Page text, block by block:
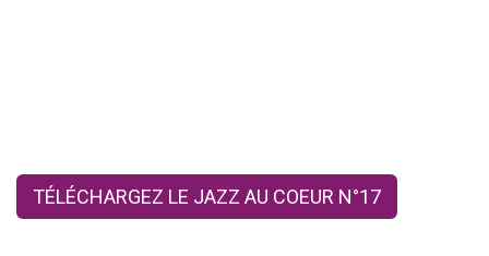
TÉLÉCHARGEZ LE JAZZ AU COEUR N°17